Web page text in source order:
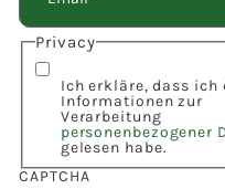
Privacy
Ich erkläre, dass ich
Informationen zur
Verarbeitung
personenbezogener
gelesen habe.
CAPTCHA